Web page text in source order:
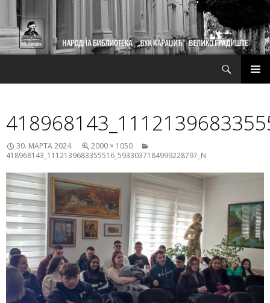
30. МАРТА 2024.
2000 × 1050
418968143_1112139683355516_5933037184999228797_N